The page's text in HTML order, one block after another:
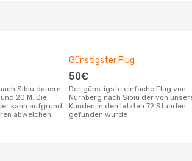
20 M. Die
kann aufgrund
abweichen.
Günstigster Flug
50€
Der günstigste einfache Flug von
Nürnberg nach Sibiu der von
Kunden in den letzten 72 Stunden
gefunden wurde